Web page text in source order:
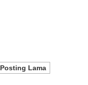
Posting Lama